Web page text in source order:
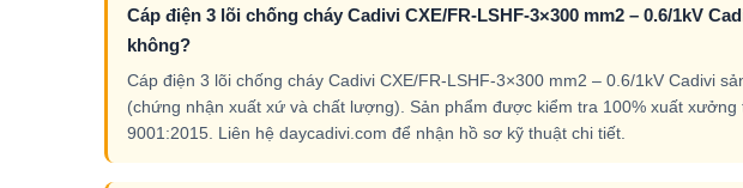
Cáp điện 3 lõi chống cháy Cadivi CXE/FR-LSHF-3×300 mm2 – 0.6/1kV
không?
Cáp điện 3 lõi chống cháy Cadivi CXE/FR-LSHF-3×300 mm2 – 0.6/1kV Cadivi
(chứng nhận xuất xứ và chất lượng). Sản phẩm được kiểm tra 100% xuất
9001:2015. Liên hệ daycadivi.com để nhận hồ sơ kỹ thuật chi tiết.